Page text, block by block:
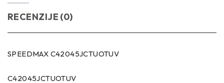
RECENZIJE (0)
SPEEDMAX C42045JCTUOTUV
C42045JCTUOTUV